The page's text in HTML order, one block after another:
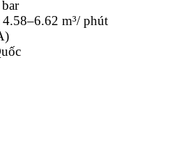
4.58–6.62 m³/ phút